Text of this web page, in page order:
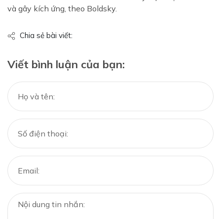
và gây kích ứng, theo Boldsky.
Chia sẻ bài viết:
Viết bình luận của bạn: